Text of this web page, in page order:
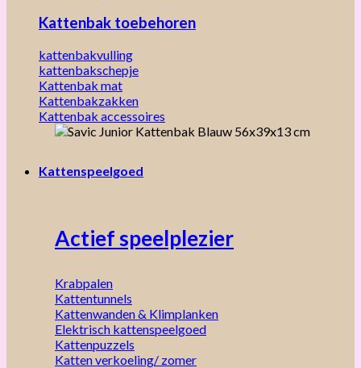
Kattenbak toebehoren
kattenbakvulling
kattenbakschepje
Kattenbak mat
Kattenbakzakken
Kattenbak accessoires
Kattenspeelgoed
Actief speelplezier
Krabpalen
Kattentunnels
Kattenwanden & Klimplanken
Elektrisch kattenspeelgoed
Kattenpuzzels
Katten verkoeling/ zomer